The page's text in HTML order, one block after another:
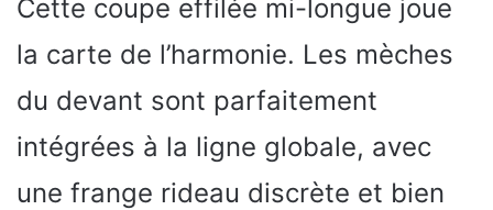
Cette coupe effilée mi-longue joue
la carte de l’harmonie. Les mèches
du devant sont parfaitement
intégrées à la ligne globale, avec
une frange rideau discrète et bien